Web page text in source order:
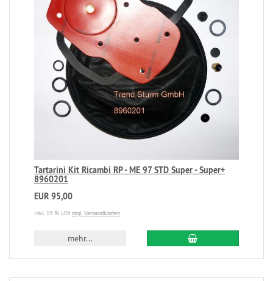
Tartarini Kit Ricambi RP - ME 97 STD Super - Super+
8960201
EUR 95,00
inkl. 19 % USt zzgl. Versandkosten
mehr...